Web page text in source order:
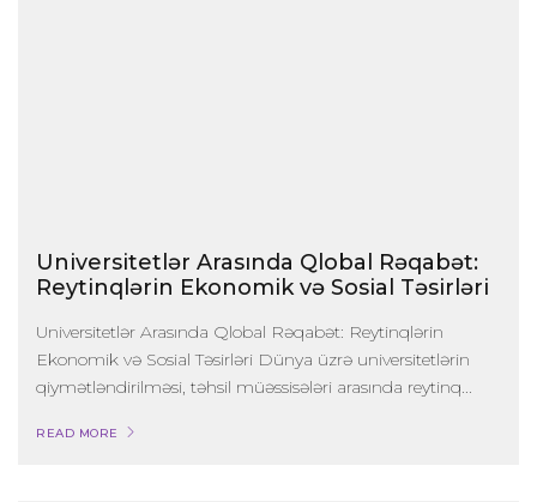
Universitetlər Arasında Qlobal Rəqabət:
Reytinqlərin Ekonomik və Sosial Təsirləri
Universitetlər Arasında Qlobal Rəqabət: Reytinqlərin
Ekonomik və Sosial Təsirləri Dünya üzrə universitetlərin
qiymətləndirilməsi, təhsil müəssisələri arasında reytinq...
READ MORE